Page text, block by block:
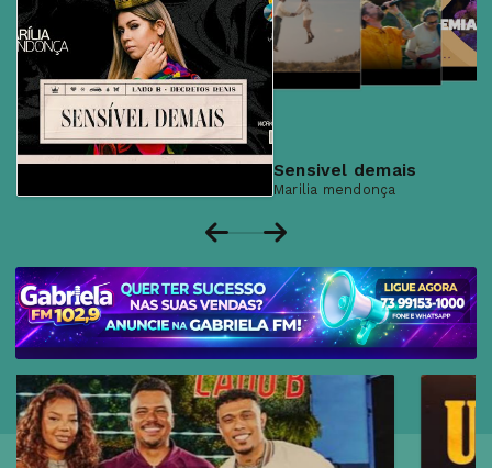
Sensivel demais
Marilia mendonça